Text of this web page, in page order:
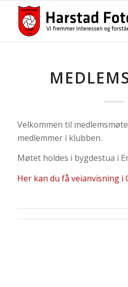
Velkommen til
medlemmer i klubben.
Møtet holdes i bygdestua i
Her kan du få veianvisning i